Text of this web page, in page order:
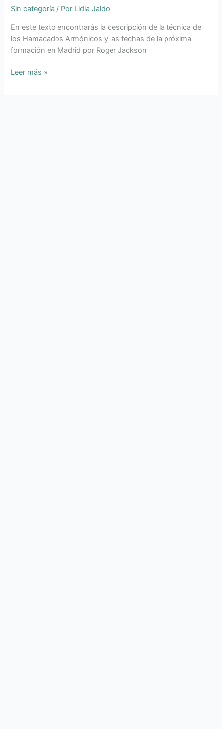
Sin categoría / Por Lidia Jaldo
En este texto encontrarás la descripción de la técnica de
los Hamacados Armónicos y las fechas de la próxima
formación en Madrid por Roger Jackson
en
por
Roger
Jackson
Leer más »